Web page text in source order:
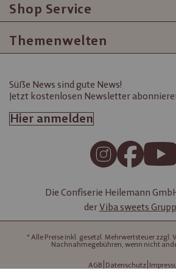
Shop Service
Themenwelten
Süße News sind gute News!
Jetzt kostenlosen Newsletter
Hier anmelden
Die Confiserie Heilemann
derViba sweets
* Alle Preise inkl. gesetzl. Mehrwertsteuer zzgl.
Nachnahmegebühren, wenn nicht
AGB Datenschutz